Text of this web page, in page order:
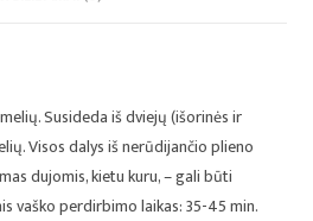
Susideda iš dviejų (išorinės ir
Visos dalys iš nerūdijančio plieno
dujomis, kietu kuru, – gali būti
vaško perdirbimo laikas: 35-45 min.